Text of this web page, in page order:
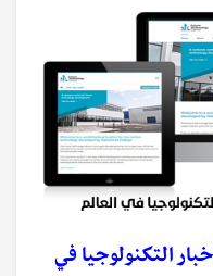
اخبار التكنولوجيا في